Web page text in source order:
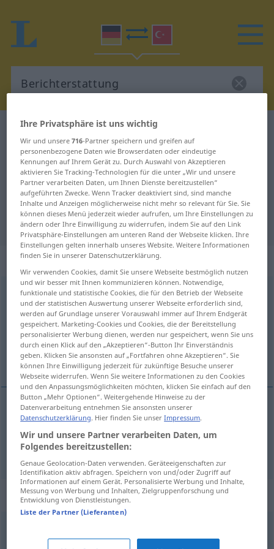
Deutsch-Türkisch Wörterbuch
Deutsch-Türkisch Übersetzung für
"Berichterstattung"
"Berichterstattung" Türkisch
Übersetzung
„Berichterstattung“
Berichterstattungf <Berichterstattung ;-en>
Übersicht aller Übersetzungen
(Für mehr Details die Übersetzung anklicken/antippen)
haber verme, inceleme-haber
haberverme Berichterstattung
inceleme-haber Berichterstattung
Synonyme für "Berichterstattung"
Augenzeugenbericht,Dokumentation,Bericht,
Ihre Privatsphäre ist uns wichtig
Wir und unsere716-Partner speichern und greifen auf
personenbezogene Daten wie Browserdaten oder eindeutige
Kennungen auf Ihrem Gerät zu. Durch Auswahl von Akzeptieren
aktivieren Sie Tracking-Technologien für die unter „Wir und unsere
Partner verarbeiten Daten, um Ihnen Dienste bereitzustellen“
aufgeführten Zwecke. Wenn Tracker deaktiviert sind, sind manche
Inhalte und Anzeigen möglicherweise nicht mehr so relevant für Sie. Sie
können dieses Menü jederzeit wieder aufrufen, um Ihre Einstellungen zu
ändern oder Ihre Einwilligung zu widerrufen, indem Sie auf den Link
Privatsphäre-Einstellungen am unteren Rand der Webseite klicken. Ihre
Einstellungen gelten innerhalb unseres Website. Weitere Informationen
finden Sie in unserer Datenschutzerklärung.
Wir verwenden Cookies, damit Sie unsere Webseite bestmöglich nutzen
und wir besser mit Ihnen kommunizieren können. Notwendige,
funktionale und statistische Cookies, die für den Betrieb der Webseite
und der statistischen Auswertung unserer Webseite erforderlich sind,
werden auf Grundlage unserer Vorauswahl immer auf Ihrem Endgerät
gespeichert. Marketing-Cookies und Cookies, die der Bereitstellung
personalisierter Werbung dienen, werden nur gespeichert, wenn Sie uns
durch einen Klick auf den „Akzeptieren“-Button Ihr Einverständnis
geben. Klicken Sie ansonsten auf „Fortfahren ohne Akzeptieren“. Sie
können Ihre Einwilligung jederzeit für zukünftige Besuche unserer
Webseite widerrufen. Wenn Sie weitere Informationen zu den Cookies
und den Anpassungsmöglichkeiten möchten, klicken Sie einfach auf den
Button „Mehr Optionen“. Weitergehende Hinweise zu der
Datenverarbeitung entnehmen Sie ansonsten unserer
Datenschutzerklärung. Hier finden Sie unserImpressum.
Wir und unsere Partner verarbeiten Daten, um
Folgendes bereitzustellen:
Genaue Geolocation-Daten verwenden. Geräteeigenschaften zur
Identifikation aktiv abfragen. Speichern von und/oder Zugriff auf
Informationen auf einem Gerät. Personalisierte Werbung und Inhalte,
Messung von Werbung und Inhalten, Zielgruppenforschung und
Entwicklung von Dienstleistungen.
Liste der Partner (Lieferanten)